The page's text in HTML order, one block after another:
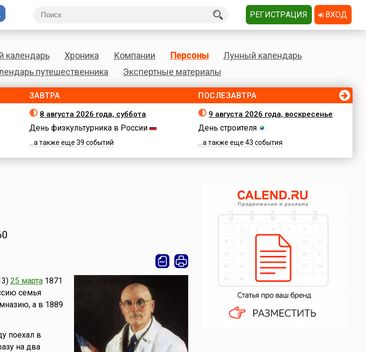
календарь Хроника Компании Персоны
Лунный календарь
путешественника Экспертные материалы
ЗАВТРА
8 августа 2026 года, суббота
День физкультурника в России
...а также еще 39 событий
ПОСЛЕЗАВТРА
9 августа 2026 года, воскресенье
День строителя
...а также еще 43 события
25 марта1871
семья
а в 1889
поехал в
на два
РЕГИСТРАЦИЯ ВХОД